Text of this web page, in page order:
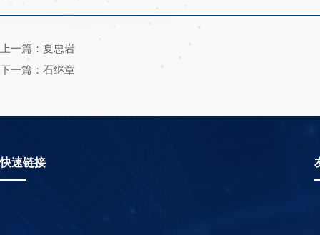
上一篇：夏忠岩
下一篇：石继章
快速链接